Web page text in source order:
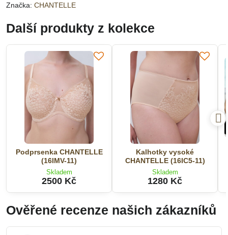
Značka: CHANTELLE
Další produkty z kolekce
Podprsenka CHANTELLE
(16IMV-11)
Skladem
2500 Kč
Kalhotky vysoké
CHANTELLE (16IC5-11)
Skladem
1280 Kč
Ověřené recenze našich zákazníků